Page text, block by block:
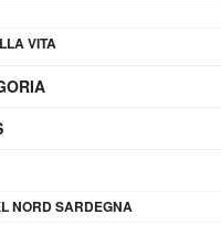
VITA
NORD SARDEGNA